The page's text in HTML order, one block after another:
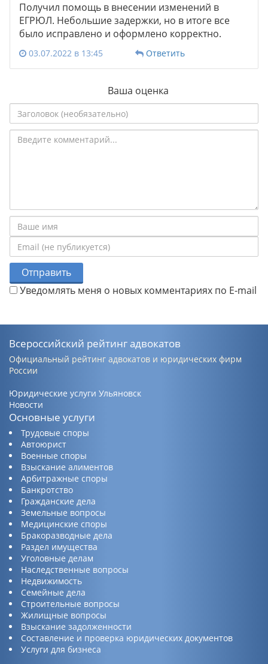
Получил помощь в внесении изменений в
ЕГРЮЛ. Небольшие задержки, но в итоге все
было исправлено и оформлено корректно.
03.07.2022 в 13:45 Ответить
Ваша оценка
Отправить
Уведомлять меня о новых комментариях по E-mail
Всероссийский рейтинг адвокатов
Официальный рейтинг адвокатов и юридических фирм
России
Юридические услуги Ульяновск
Новости
Основные услуги
Трудовые споры
Автоюрист
Военные споры
Взыскание алиментов
Арбитражные споры
Банкротство
Гражданские дела
Земельные вопросы
Медицинские споры
Бракоразводные дела
Раздел имущества
Уголовные делам
Наследственные вопросы
Недвижимость
Семейные дела
Строительные вопросы
Жилищные вопросы
Взыскание задолженности
Составление и проверка юридических документов
Услуги для бизнеса